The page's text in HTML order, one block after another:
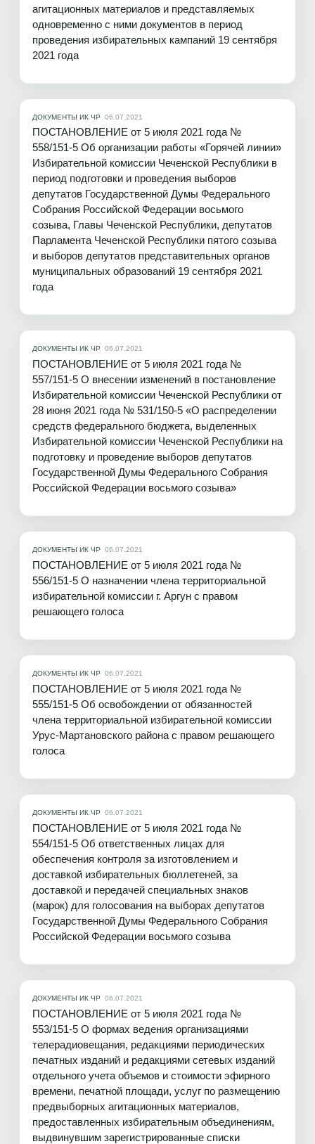
агитационных материалов и представляемых
одновременно с ними документов в период
проведения избирательных кампаний 19 сентября
2021 года
ДОКУМЕНТЫ ИК ЧР 06.07.2021
ПОСТАНОВЛЕНИЕ от 5 июля 2021 года №
558/151-5 Об организации работы «Горячей линии»
Избирательной комиссии Чеченской Республики в
период подготовки и проведения выборов
депутатов Государственной Думы Федерального
Собрания Российской Федерации восьмого
созыва, Главы Чеченской Республики, депутатов
Парламента Чеченской Республики пятого созыва
и выборов депутатов представительных органов
муниципальных образований 19 сентября 2021
года
ДОКУМЕНТЫ ИК ЧР 06.07.2021
ПОСТАНОВЛЕНИЕ от 5 июля 2021 года №
557/151-5 О внесении изменений в постановление
Избирательной комиссии Чеченской Республики от
28 июня 2021 года № 531/150-5 «О распределении
средств федерального бюджета, выделенных
Избирательной комиссии Чеченской Республики на
подготовку и проведение выборов депутатов
Государственной Думы Федерального Собрания
Российской Федерации восьмого созыва»
ДОКУМЕНТЫ ИК ЧР 06.07.2021
ПОСТАНОВЛЕНИЕ от 5 июля 2021 года №
556/151-5 О назначении члена территориальной
избирательной комиссии г. Аргун с правом
решающего голоса
ДОКУМЕНТЫ ИК ЧР 06.07.2021
ПОСТАНОВЛЕНИЕ от 5 июля 2021 года №
555/151-5 Об освобождении от обязанностей
члена территориальной избирательной комиссии
Урус-Мартановского района с правом решающего
голоса
ДОКУМЕНТЫ ИК ЧР 06.07.2021
ПОСТАНОВЛЕНИЕ от 5 июля 2021 года №
554/151-5 Об ответственных лицах для
обеспечения контроля за изготовлением и
доставкой избирательных бюллетеней, за
доставкой и передачей специальных знаков
(марок) для голосования на выборах депутатов
Государственной Думы Федерального Собрания
Российской Федерации восьмого созыва
ДОКУМЕНТЫ ИК ЧР 06.07.2021
ПОСТАНОВЛЕНИЕ от 5 июля 2021 года №
553/151-5 О формах ведения организациями
телерадиовещания, редакциями периодических
печатных изданий и редакциями сетевых изданий
отдельного учета объемов и стоимости эфирного
времени, печатной площади, услуг по размещению
предвыборных агитационных материалов,
предоставленных избирательным объединениям,
выдвинувшим зарегистрированные списки